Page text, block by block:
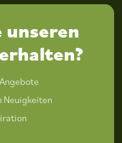
unseren
Neuigkeiten